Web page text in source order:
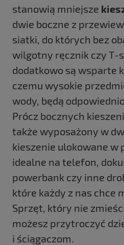
stanowią mniejsze
dwie boczne z
siatki, do których bez
wilgotny ręcznik czy T-
dodatkowo są wsparte
czemu wysokie
wody, będą
Prócz bocznych
także wyposażony w
kieszenie ulokowane w
idealne na telefon,
powerbank czy inne
które każdy z nas chce
Sprzęt, który nie
możesz przytroczyć
i ściągaczom.